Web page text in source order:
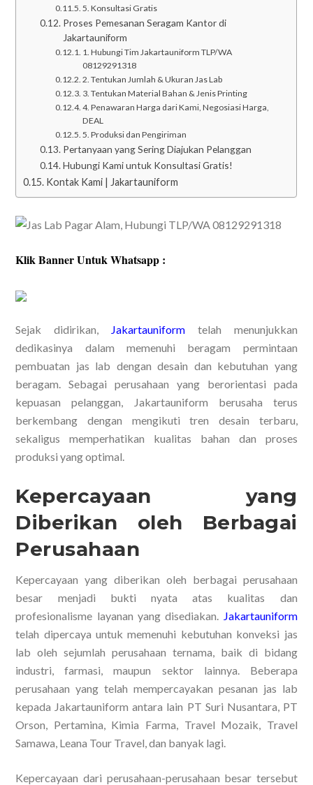
5. Konsultasi Gratis
Proses Pemesanan Seragam Kantor di
Jakartauniform
1. Hubungi Tim Jakartauniform TLP/WA
08129291318
2. Tentukan Jumlah & Ukuran Jas Lab
3. Tentukan Material Bahan & Jenis Printing
4. Penawaran Harga dari Kami, Negosiasi Harga,
DEAL
5. Produksi dan Pengiriman
Pertanyaan yang Sering Diajukan Pelanggan
Hubungi Kami untuk Konsultasi Gratis!
Kontak Kami | Jakartauniform
Klik Banner Untuk Whatsapp :
Sejak didirikan, Jakartauniform
telah menunjukkan
dedikasinya dalam memenuhi beragam permintaan
pembuatan jas lab dengan desain dan kebutuhan yang
beragam. Sebagai perusahaan yang berorientasi pada
kepuasan pelanggan, Jakartauniform berusaha terus
berkembang dengan mengikuti tren desain terbaru,
sekaligus memperhatikan kualitas bahan dan proses
produksi yang optimal.
Kepercayaan yang
Diberikan oleh Berbagai
Perusahaan
Kepercayaan yang diberikan oleh berbagai perusahaan
besar menjadi bukti nyata atas kualitas dan
profesionalisme layanan yang disediakan. Jakartauniform
telah dipercaya untuk memenuhi kebutuhan konveksi jas
lab oleh sejumlah perusahaan ternama, baik di bidang
industri, farmasi, maupun sektor lainnya. Beberapa
perusahaan yang telah mempercayakan pesanan jas lab
kepada Jakartauniform antara lain PT Suri Nusantara, PT
Orson, Pertamina, Kimia Farma, Travel Mozaik, Travel
Samawa, Leana Tour Travel, dan banyak lagi.
Kepercayaan dari perusahaan-perusahaan besar tersebut